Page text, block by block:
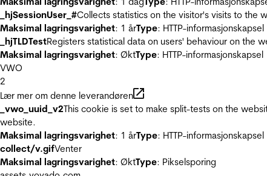
_hjSessionUser_#Collects statistics on the visitor's visits to the
Maksimal lagringsvarighet: 1 årType: HTTP-informasjonskapsel
_hjTLDTestRegisters statistical data on users' behaviour on the
Maksimal lagringsvarighet: ØktType: HTTP-informasjonskapsel
VWO
2
Lær mer om denne leverandøren
_vwo_uuid_v2This cookie is set to make split-tests on the
website.
Maksimal lagringsvarighet: 1 årType: HTTP-informasjonskapsel
collect/v.gifVenter
Maksimal lagringsvarighet: ØktType: Pikselsporing